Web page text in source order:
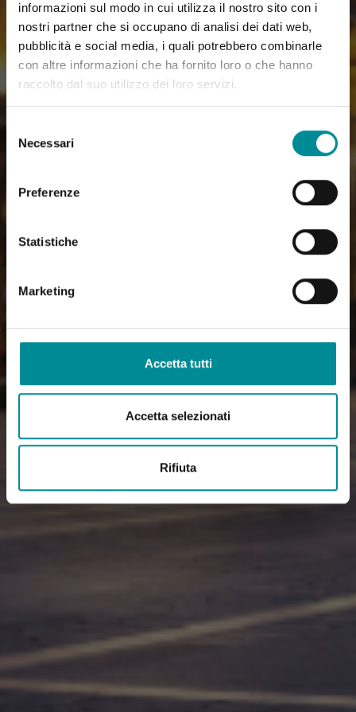
informazioni sul modo in cui utilizza il nostro sito con i
nostri partner che si occupano di analisi dei dati web,
pubblicità e social media, i quali potrebbero combinarle
con altre informazioni che ha fornito loro o che hanno
raccolto dal suo utilizzo dei loro servizi.
delNecessari
Preferenze
Statistiche
Marketing
Accetta tutti
Accetta selezionati
Rifiuta